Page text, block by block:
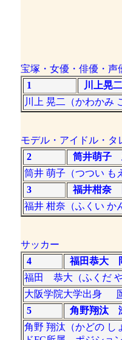
宝塚・女優・俳優・声
1
川上晃
川上 晃二（かわかみ
モデル・アイドル・タ
2
筒井萌子
筒井 萌子（つつい も
3
福井柑奈
福井 柑奈（ふくい か
サッカー
4
福田恭大
福田 恭大（ふくだ や
大阪学院大学出身
5
角野翔汰
角野 翔汰（かどの し